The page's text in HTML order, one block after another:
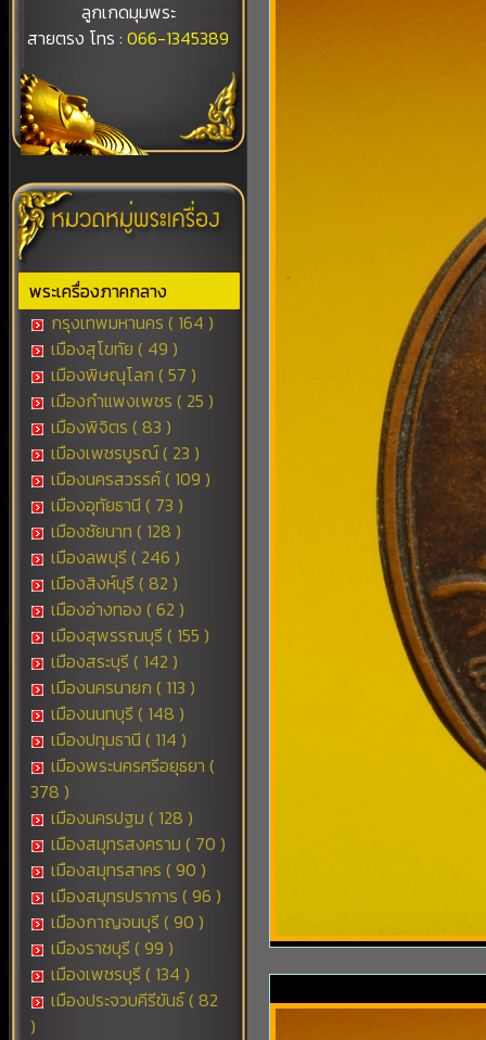
ลูกเกดมุมพระ
สายตรง โทร :066-1345389
พระเครื่องภาคกลาง
กรุงเทพมหานคร ( 164 )
เมืองสุโขทัย ( 49 )
เมืองพิษณุโลก ( 57 )
เมืองกำแพงเพชร ( 25 )
เมืองพิจิตร ( 83 )
เมืองเพชรบูรณ์ ( 23 )
เมืองนครสวรรค์ ( 109 )
เมืองอุทัยธานี ( 73 )
เมืองชัยนาท ( 128 )
เมืองลพบุรี ( 246 )
เมืองสิงห์บุรี ( 82 )
เมืองอ่างทอง ( 62 )
เมืองสุพรรณบุรี ( 155 )
เมืองสระบุรี ( 142 )
เมืองนครนายก ( 113 )
เมืองนนทบุรี ( 148 )
เมืองปทุมธานี ( 114 )
เมืองพระนครศรีอยุธยา (
378 )
เมืองนครปฐม ( 128 )
เมืองสมุทรสงคราม ( 70 )
เมืองสมุทรสาคร ( 90 )
เมืองสมุทรปราการ ( 96 )
เมืองกาญจนบุรี ( 90 )
เมืองราชบุรี ( 99 )
เมืองเพชรบุรี ( 134 )
เมืองประจวบคีรีขันธ์ ( 82
)